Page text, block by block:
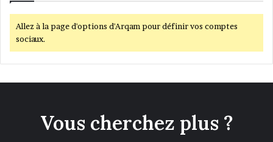
Allez à la page d'options d'Arqam pour définir vos comptes
sociaux.
Vous cherchez plus ?